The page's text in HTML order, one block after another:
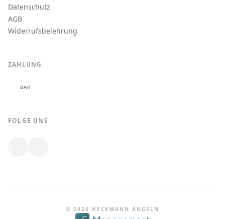
Datenschutz
AGB
Widerrufsbelehrung
ZAHLUNG
BAR
FOLGE UNS
© 2026 HECKMANN ANGELN